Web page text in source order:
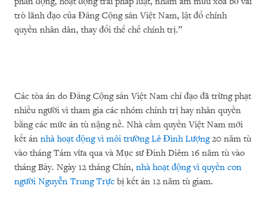
trò lãnh đạo của Đảng Cộng sản Việt Nam, lật đổ chính
quyền nhân dân, thay đổi thể chế chính trị.”
Các tòa án do Đảng Cộng sản Việt Nam chỉ đạo đã trừng phạt
nhiều người vì tham gia các nhóm chính trị hay nhân quyền
bằng các mức án tù nặng nề. Nhà cầm quyền Việt Nam mới
kết án nhà hoạt động vì môi trường Lê Đình Lượng20 năm tù
vào tháng Tám vừa qua và Mục sư Đinh Diêm 16 năm tù vào
tháng Bảy. Ngày 12 tháng Chín, nhà hoạt động vì quyền con
người Nguyễn Trung Trực bị kết án 12 năm tù giam.